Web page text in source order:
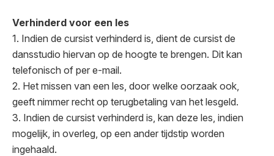
Verhinderd voor een les
1. Indien de cursist verhinderd is, dient de cursist de
dansstudio hiervan op de hoogte te brengen. Dit kan
telefonisch of per e-mail.
2. Het missen van een les, door welke oorzaak ook,
geeft nimmer recht op terugbetaling van het lesgeld.
3. Indien de cursist verhinderd is, kan deze les, indien
mogelijk, in overleg, op een ander tijdstip worden
ingehaald.